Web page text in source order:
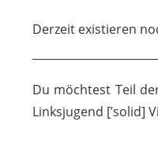
Derzeit existieren
Du möchtest Teil
Linksjugend [’solid]